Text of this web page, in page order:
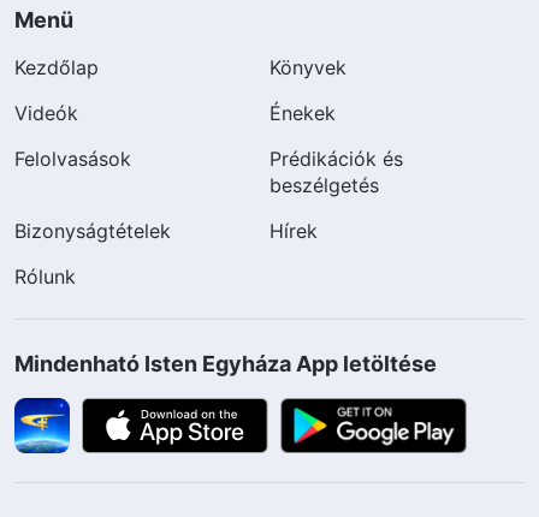
Menü
Kezdőlap
Könyvek
Videók
Énekek
Felolvasások
Prédikációk és
beszélgetés
Bizonyságtételek
Hírek
Rólunk
Mindenható Isten Egyháza App letöltése